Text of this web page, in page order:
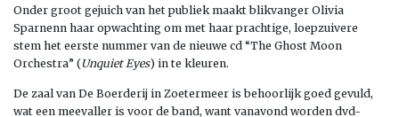
Onder groot gejuich van het publiek maakt blikvanger Olivia
Sparnenn haar opwachting om met haar prachtige, loepzuivere
stem het eerste nummer van de nieuwe cd “The Ghost Moon
Orchestra” (Unquiet Eyes) in te kleuren.
De zaal van De Boerderij in Zoetermeer is behoorlijk goed gevuld,
wat een meevaller is voor de band, want vanavond worden dvd-